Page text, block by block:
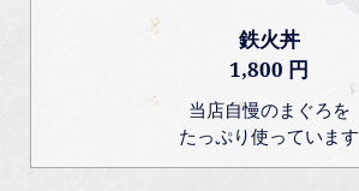
鉄火丼
1,800 円
当店自慢のまぐろを
たっぷり使っています